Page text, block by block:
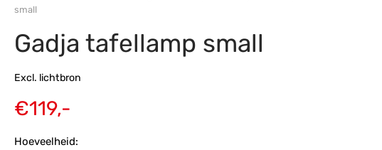
small
Gadja tafellamp small
Excl. lichtbron
€119,-
Hoeveelheid: